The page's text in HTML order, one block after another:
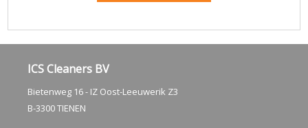
ICS Cleaners BV
Bietenweg 16 - IZ Oost-Leeuwerik Z3
B-3300 TIENEN